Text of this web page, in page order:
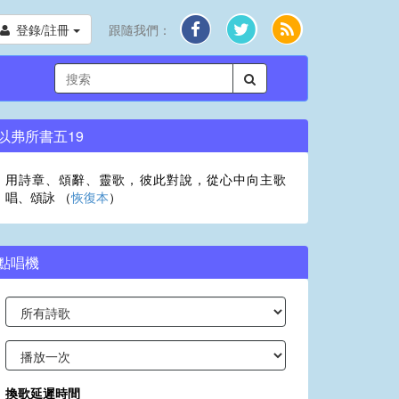
登錄/註冊 跟隨我們：
弗所書五19
用詩章、頌辭、靈歌，彼此對說，從心中向主歌
唱、頌詠 （恢復本）
唱機
換歌延遲時間